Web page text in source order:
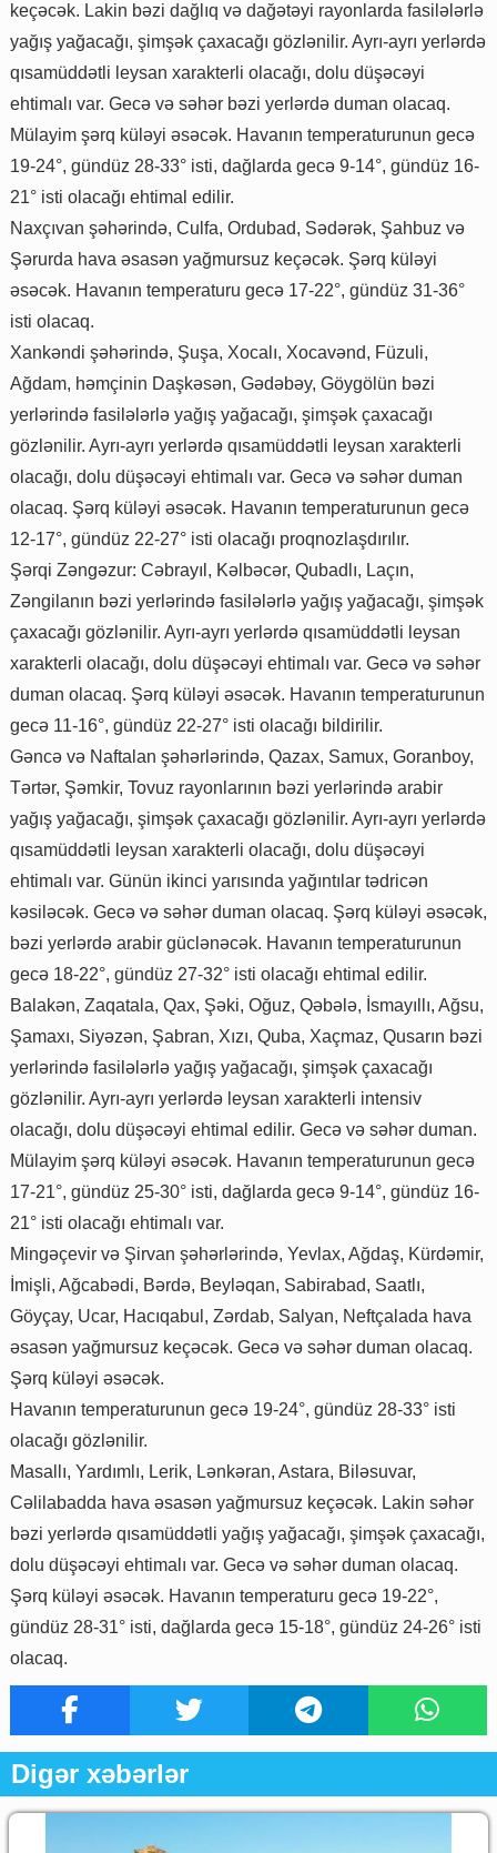
keçəcək. Lakin bəzi dağlıq və dağətəyi rayonlarda fasilələrlə
yağış yağacağı, şimşək çaxacağı gözlənilir. Ayrı-ayrı yerlərdə
qısamüddətli leysan xarakterli olacağı, dolu düşəcəyi
ehtimalı var. Gecə və səhər bəzi yerlərdə duman olacaq.
Mülayim şərq küləyi əsəcək. Havanın temperaturunun gecə
19-24°, gündüz 28-33° isti, dağlarda gecə 9-14°, gündüz 16-
21° isti olacağı ehtimal edilir.
Naxçıvan şəhərində, Culfa, Ordubad, Sədərək, Şahbuz və
Şərurda hava əsasən yağmursuz keçəcək. Şərq küləyi
əsəcək. Havanın temperaturu gecə 17-22°, gündüz 31-36°
isti olacaq.
Xankəndi şəhərində, Şuşa, Xocalı, Xocavənd, Füzuli,
Ağdam, həmçinin Daşkəsən, Gədəbəy, Göygölün bəzi
yerlərində fasilələrlə yağış yağacağı, şimşək çaxacağı
gözlənilir. Ayrı-ayrı yerlərdə qısamüddətli leysan xarakterli
olacağı, dolu düşəcəyi ehtimalı var. Gecə və səhər duman
olacaq. Şərq küləyi əsəcək. Havanın temperaturunun gecə
12-17°, gündüz 22-27° isti olacağı proqnozlaşdırılır.
Şərqi Zəngəzur: Cəbrayıl, Kəlbəcər, Qubadlı, Laçın,
Zəngilanın bəzi yerlərində fasilələrlə yağış yağacağı, şimşək
çaxacağı gözlənilir. Ayrı-ayrı yerlərdə qısamüddətli leysan
xarakterli olacağı, dolu düşəcəyi ehtimalı var. Gecə və səhər
duman olacaq. Şərq küləyi əsəcək. Havanın temperaturunun
gecə 11-16°, gündüz 22-27° isti olacağı bildirilir.
Gəncə və Naftalan şəhərlərində, Qazax, Samux, Goranboy,
Tərtər, Şəmkir, Tovuz rayonlarının bəzi yerlərində arabir
yağış yağacağı, şimşək çaxacağı gözlənilir. Ayrı-ayrı yerlərdə
qısamüddətli leysan xarakterli olacağı, dolu düşəcəyi
ehtimalı var. Günün ikinci yarısında yağıntılar tədricən
kəsiləcək. Gecə və səhər duman olacaq. Şərq küləyi əsəcək,
bəzi yerlərdə arabir güclənəcək. Havanın temperaturunun
gecə 18-22°, gündüz 27-32° isti olacağı ehtimal edilir.
Balakən, Zaqatala, Qax, Şəki, Oğuz, Qəbələ, İsmayıllı, Ağsu,
Şamaxı, Siyəzən, Şabran, Xızı, Quba, Xaçmaz, Qusarın bəzi
yerlərində fasilələrlə yağış yağacağı, şimşək çaxacağı
gözlənilir. Ayrı-ayrı yerlərdə leysan xarakterli intensiv
olacağı, dolu düşəcəyi ehtimal edilir. Gecə və səhər duman.
Mülayim şərq küləyi əsəcək. Havanın temperaturunun gecə
17-21°, gündüz 25-30° isti, dağlarda gecə 9-14°, gündüz 16-
21° isti olacağı ehtimalı var.
Mingəçevir və Şirvan şəhərlərində, Yevlax, Ağdaş, Kürdəmir,
İmişli, Ağcabədi, Bərdə, Beyləqan, Sabirabad, Saatlı,
Göyçay, Ucar, Hacıqabul, Zərdab, Salyan, Neftçalada hava
əsasən yağmursuz keçəcək. Gecə və səhər duman olacaq.
Şərq küləyi əsəcək.
Havanın temperaturunun gecə 19-24°, gündüz 28-33° isti
olacağı gözlənilir.
Masallı, Yardımlı, Lerik, Lənkəran, Astara, Biləsuvar,
Cəlilabadda hava əsasən yağmursuz keçəcək. Lakin səhər
bəzi yerlərdə qısamüddətli yağış yağacağı, şimşək çaxacağı,
dolu düşəcəyi ehtimalı var. Gecə və səhər duman olacaq.
Şərq küləyi əsəcək. Havanın temperaturu gecə 19-22°,
gündüz 28-31° isti, dağlarda gecə 15-18°, gündüz 24-26° isti
olacaq.
Digər xəbərlər